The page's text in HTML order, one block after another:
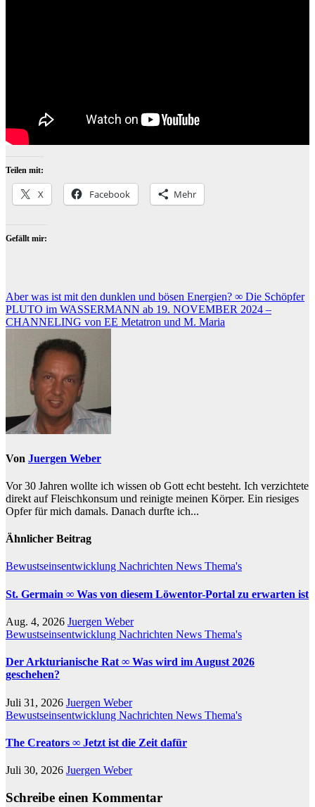
Teilen mit:
X Facebook Mehr
Gefällt mir:
Beitragsnavigation
Aber was ist mit den dunklen und bösen Energien? ∞ Die Schöpfer
PLUTO im WASSERMANN ab 19. NOVEMBER 2024 –
CHANNELING von EE Metatron und M. Maria
Von Juergen Weber
Vor 30 Jahren wollte ich wissen ob Gott echt besteht. Ich verzichtete
direkt auf Fleischkonsum und reinigte meinen Körper. Ein riesiges
Opfer für mich damals. Danach durfte ich...
Ähnlicher Beitrag
Bewustseinsentwicklung Nachrichten News Thema's
St. Germain ∞ Was von diesem Löwentor-Portal zu erwarten ist
Aug. 4, 2026 Juergen Weber
Bewustseinsentwicklung Nachrichten News Thema's
Der Arkturianische Rat ∞ Was wird im August 2026
geschehen?
Juli 31, 2026 Juergen Weber
Bewustseinsentwicklung Nachrichten News Thema's
The Creators ∞ Jetzt ist die Zeit dafür
Juli 30, 2026 Juergen Weber
Schreibe einen Kommentar